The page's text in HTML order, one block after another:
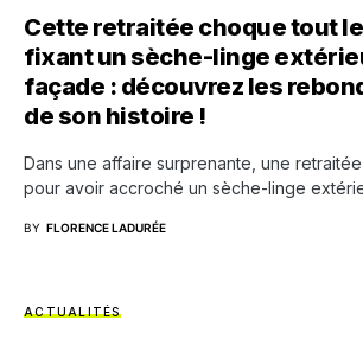
Cette retraitée choque tout
fixant un sèche-linge
façade : découvrez les
de son histoire !
Dans une affaire surprenante, une
pour avoir accroché un sèche-linge
BY FLORENCE LADURÉE
ACTUALITÉS